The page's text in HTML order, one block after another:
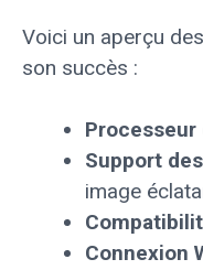
Voici un aperçu
son succès :
Processeur
Support
image
Connexion